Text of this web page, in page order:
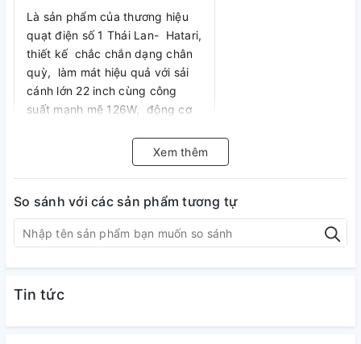
Là sản phẩm của thương hiệu
quạt điện số 1 Thái Lan- Hatari,
thiết kế chắc chắn dạng chân
quỳ, làm mát hiệu quả với sải
cánh lớn 22 inch cùng công
suất mạnh mẽ 126W, động cơ
bỉ, hạn chế gây ra tiếng
ồn, quạt chân quỳ Hatari Thái
Lan IS22M1 xứng đáng là sự
lựa chọn đáng tin cậy cho
người tiêu dùng Việt.
Xem thêm
So sánh với các sản phẩm tương tự
Tin tức